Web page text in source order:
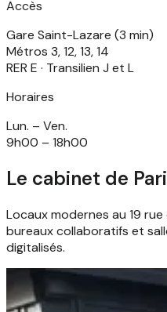
Accès
Gare Saint-Lazare (3 min)
Métros 3, 12, 13, 14
RER E · Transilien J et L
Horaires
Lun. – Ven.
9h00 – 18h00
Le cabinet de
Locaux modernes au 19
bureaux collaboratifs et
digitalisés.